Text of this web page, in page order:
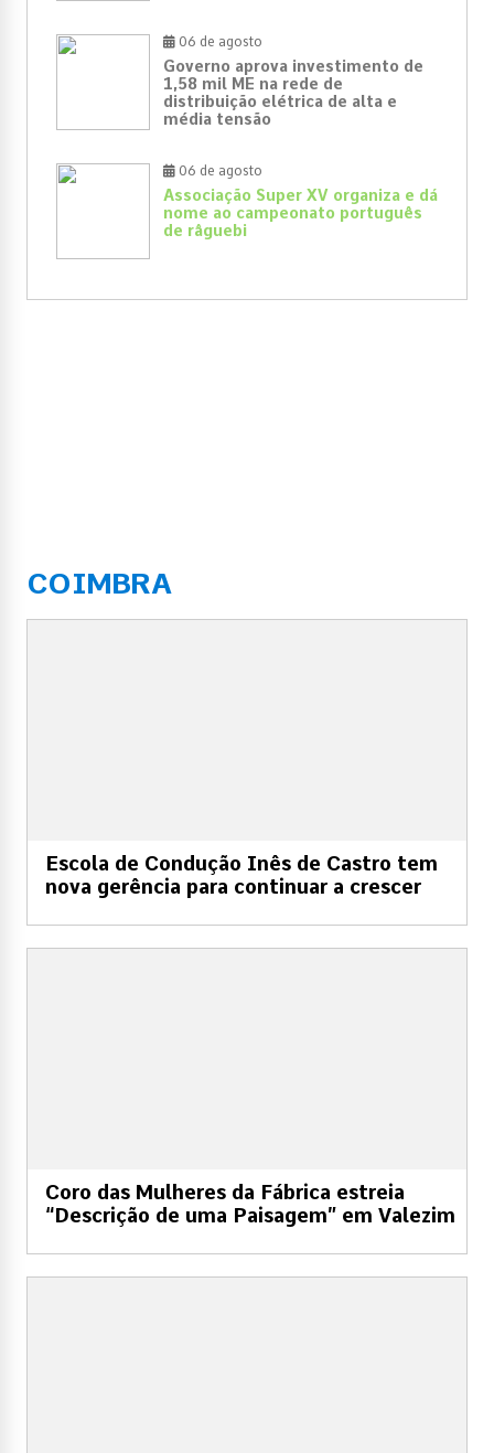
06 de agosto
Governo aprova investimento de
1,58 mil ME na rede de
distribuição elétrica de alta e
média tensão
06 de agosto
Associação Super XV organiza e dá
nome ao campeonato português
de râguebi
COIMBRA
Escola de Condução Inês de Castro tem
nova gerência para continuar a crescer
Coro das Mulheres da Fábrica estreia
“Descrição de uma Paisagem” em Valezim